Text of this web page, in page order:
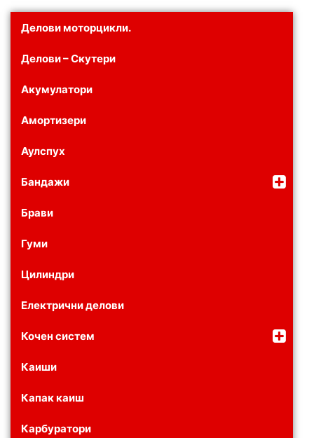
Делови моторцикли.
Делови – Скутери
Акумулатори
Амортизери
Аулспух
Бандажи
Брави
Гуми
Цилиндри
Електрични делови
Кочен систем
Каиши
Капак каиш
Карбуратори